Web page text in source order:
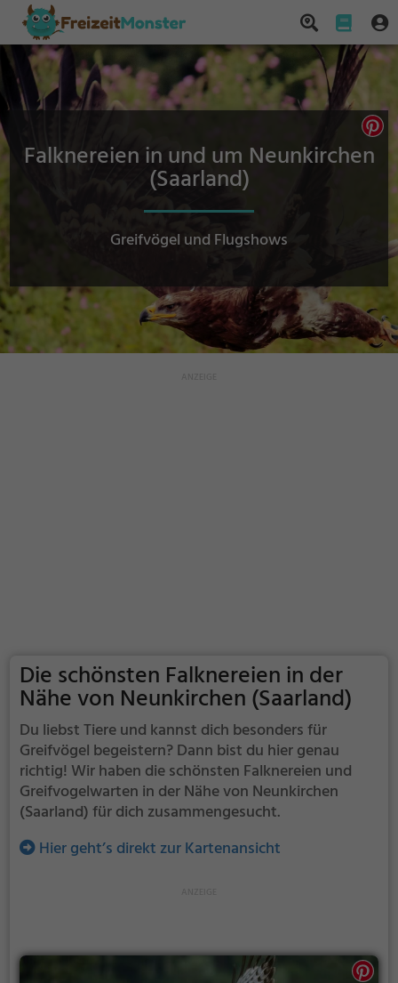
Falknereien in und um Neunkirchen
(Saarland)
Greifvögel und Flugshows
Die schönsten Falknereien in der
Nähe von Neunkirchen (Saarland)
Du liebst Tiere und kannst dich besonders für
Greifvögel begeistern? Dann bist du hier genau
richtig! Wir haben die schönsten Falknereien und
Greifvogelwarten in der Nähe von Neunkirchen
(Saarland) für dich zusammengesucht.
Hier geht’s direkt zur Kartenansicht